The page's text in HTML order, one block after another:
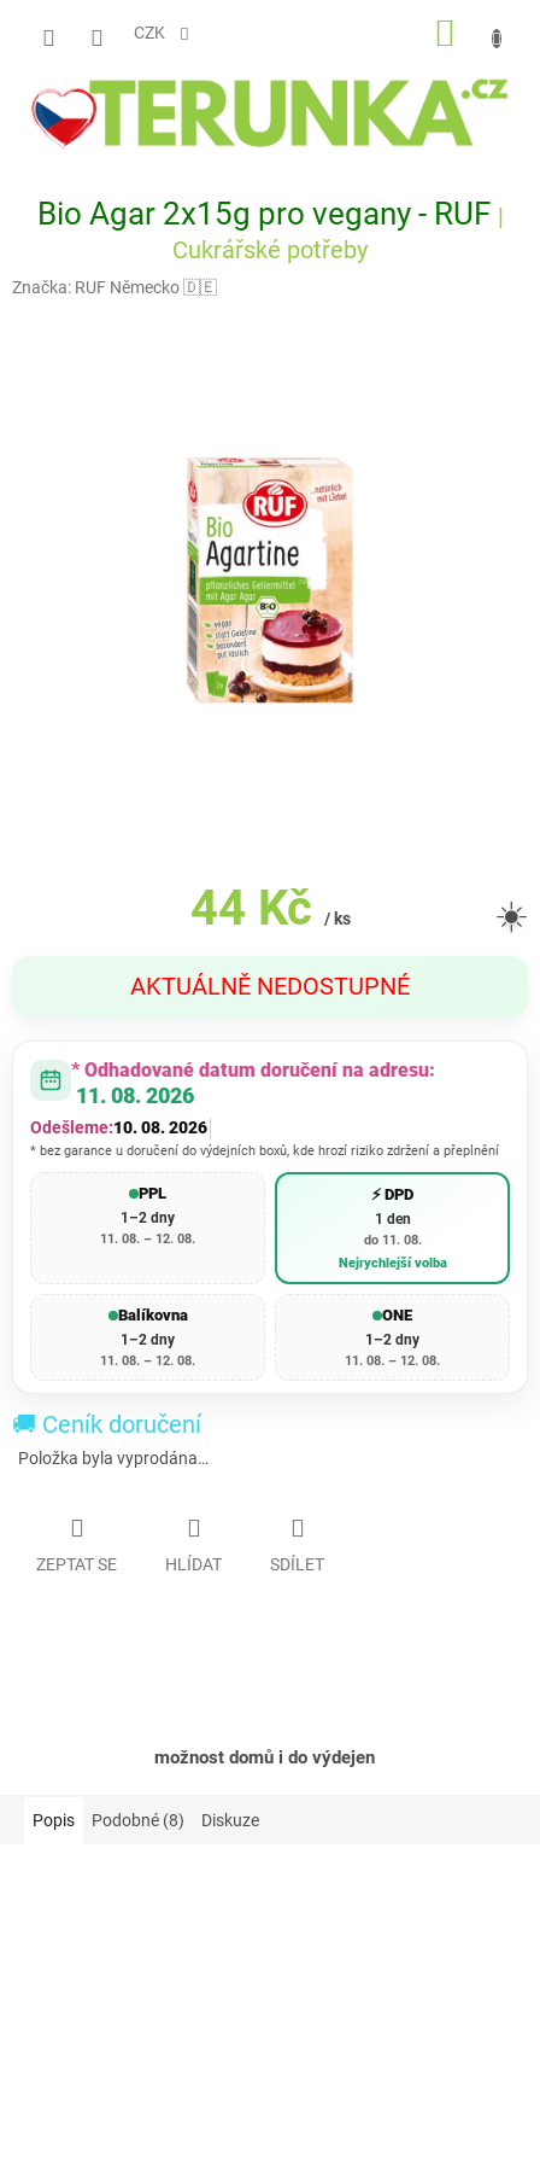
CZK
Bio Agar 2x15g pro vegany - RUF |
Cukrářské potřeby
Značka: RUF Německo 🇩🇪
44 Kč / ks
cena:
AKTUÁLNĚ NEDOSTUPNÉ
☀️
* Odhadované datum doručení na adresu:
11. 08. 2026
Odešleme:10. 08. 2026
* bez garance u doručení do výdejních boxů, kde hrozí riziko zdržení a přeplnění
PPL
1–2 dny
11. 08. – 12. 08.
⚡ DPD
1 den
do 11. 08.
Nejrychlejší volba
Balíkovna
1–2 dny
11. 08. – 12. 08.
ONE
1–2 dny
11. 08. – 12. 08.
🚚 Ceník doručení
Položka byla vyprodána…
ZEPTAT SE HLÍDAT SDÍLET
možnost domů i do výdejen
Popis Podobné (8) Diskuze